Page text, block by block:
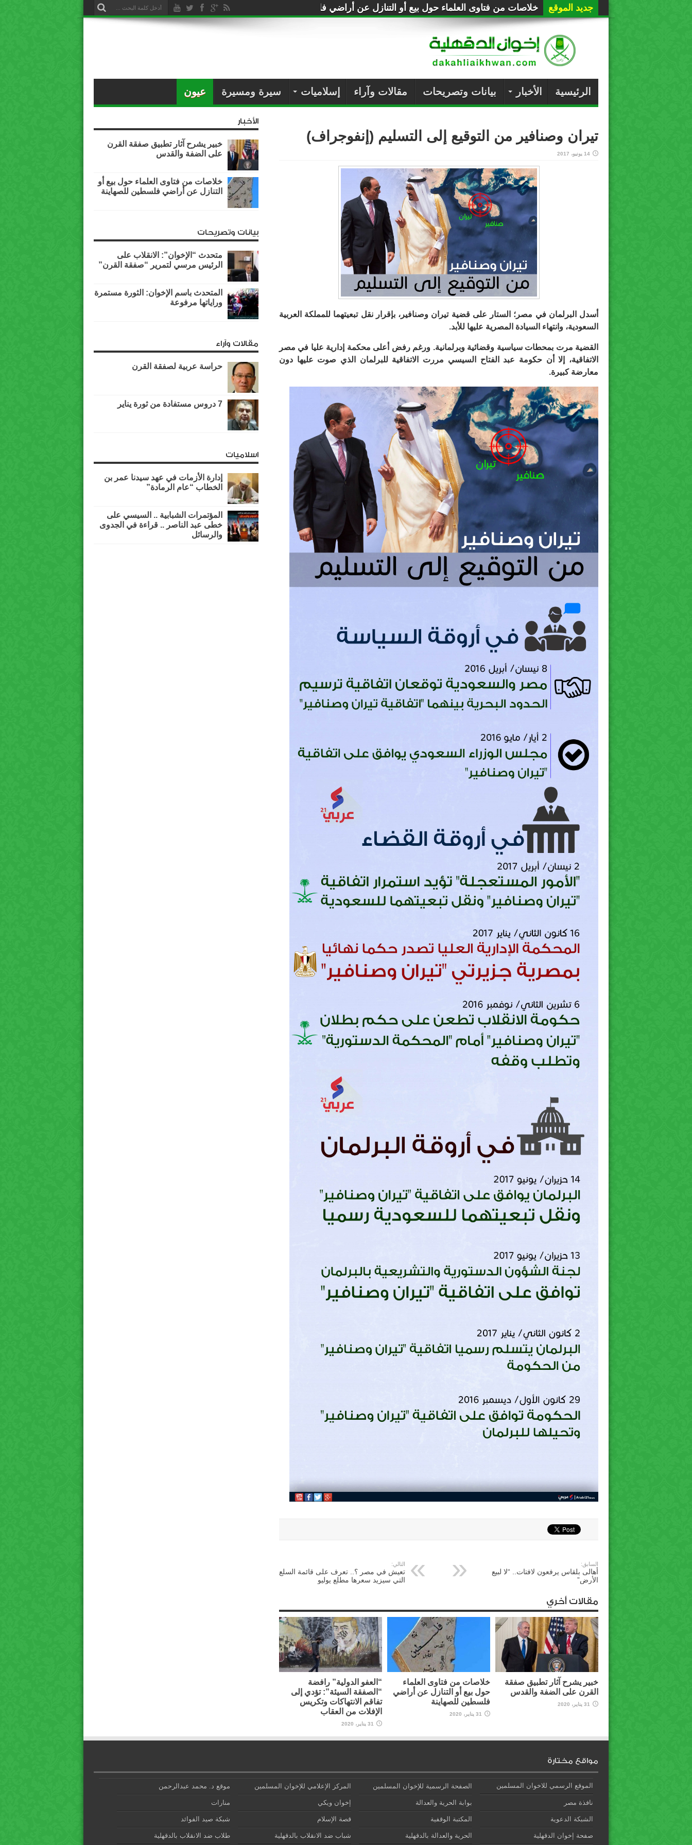
جديد الموقع خلاصات من فتاوى العلماء حول بيع أو التنازل عن أراضي فلسطين للصهاينة
الرئيسية الأخبار بيانات وتصريحات مقالات وآراء إسلاميات سيرة ومسيرة عيون
تيران وصنافير من التوقيع إلى التسليم (إنفوجراف)
14 يونيو، 2017
أسدل البرلمان في مصر؛ الستار على قضية تيران وصنافير، بإقرار نقل تبعيتهما للمملكة العربية
السعودية، وانتهاء السيادة المصرية عليها للأبد.
القضية مرت بمحطات سياسية وقضائية وبرلمانية. ورغم رفض أعلى محكمة إدارية عليا في مصر
الاتفاقية، إلا أن حكومة عبد الفتاح السيسي مررت الاتفاقية للبرلمان الذي صوت عليها دون
معارضة كبيرة.
السابق:
أهالى بلقاس يرفعون لافتات.. “لا لبيع
الأرض”
التالي:
تعيش في مصر ؟.. تعرف على قائمة السلع
التي سيزيد سعرها مطلع يوليو
مقالات أخري
خبير يشرح آثار تطبيق صفقة
القرن على الضفة والقدس
31 يناير، 2020
خلاصات من فتاوى العلماء
حول بيع أو التنازل عن أراضي
فلسطين للصهاينة
31 يناير، 2020
“العفو الدولية” رافضة
“الصفقة السيئة”: تؤدي إلى
تفاقم الانتهاكات وتكريس
الإفلات من العقاب
31 يناير، 2020
الأخبار
خبير يشرح آثار تطبيق صفقة القرن
على الضفة والقدس
خلاصات من فتاوى العلماء حول بيع أو
التنازل عن أراضي فلسطين للصهاينة
بيانات وتصريحات
متحدث “الإخوان”: الانقلاب على
الرئيس مرسي لتمرير “صفقة القرن”
المتحدث باسم الإخوان: الثورة مستمرة
وراياتها مرفوعة
مقالات وآراء
حراسة عربية لصفقة القرن
7 دروس مستفادة من ثورة يناير
اسلاميات
إدارة الأزمات في عهد سيدنا عمر بن
الخطاب “عام الرمادة”
المؤتمرات الشبابية .. السيسي على
خطى عبد الناصر .. قراءة في الجدوى
والرسائل
مواقع مختارة
الموقع الرسمي للاخوان المسلمين الصفحة الرسمية للإخوان المسلمين المركز الإعلامي للإخوان المسلمين موقع د. محمد عبدالرحمن
نافذة مصر بوابة الحرية والعدالة إخوان ويكي منارات
الشبكة الدعوية المكتبة الوقفية قصة الإسلام شبكة صيد الفوائد
صفحة إخوان الدقهلية الحرية والعدالة بالدقهلية شباب ضد الانقلاب بالدقهلية طلاب ضد الانقلاب بالدقهلية